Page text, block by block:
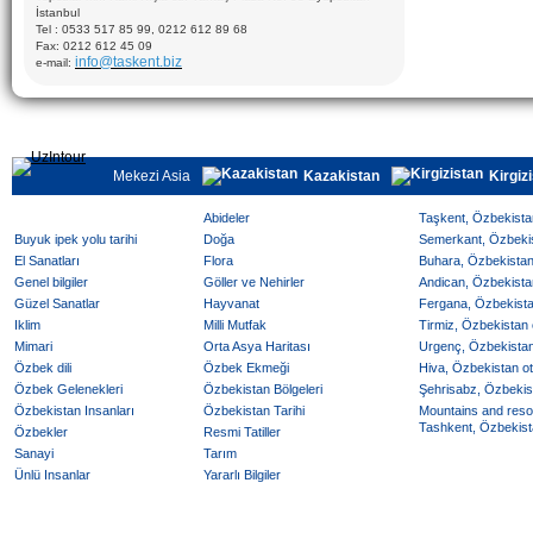
İstanbul
Tel : 0533 517 85 99, 0212 612 89 68
Fax: 0212 612 45 09
e-mail: info@taskent.biz
Mekezi Asia Kazakistan
Abideler
Buyuk ipek yolu tarihi
Doğa
El Sanatları
Flora
Genel bilgiler
Göller ve Nehirler
Güzel Sanatlar
Hayvanat
Iklim
Milli Mutfak
Mimari
Orta Asya Haritası
Özbek dili
Özbek Ekmeği
Özbek Gelenekleri
Özbekistan Bölgeleri
Özbekistan Insanları
Özbekistan Tarihi
Özbekler
Resmi Tatiller
Sanayi
Tarım
Ünlü Insanlar
Yararlı Bilgiler
Taşkent,
Semerkant,
Buhara,
Andican,
Fergana,
Tirmiz, Özbekistan
Urgenç,
Hiva, Özbekistan
Şehrisabz,
Mountains and
Tashkent,